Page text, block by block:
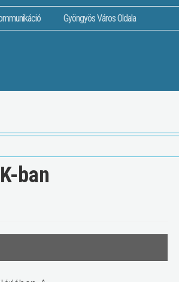
Gyöngyös Város Oldala
ban